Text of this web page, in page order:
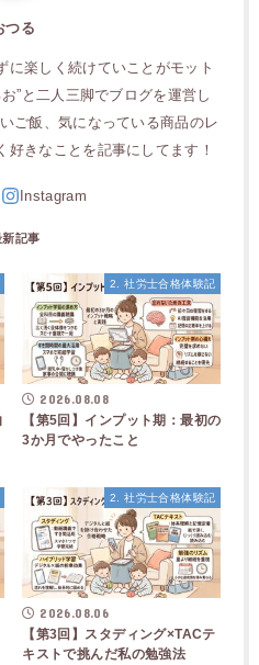
つる
に楽しく続けていことがモット
”と二人三脚でブログを運営し
ご飯、気になっている商品のレ
好きなことを記事にしてます！
2. 社労士合格体験記
2026.08.08
【第5回】インプット期：最初の
3か月でやったこと
2. 社労士合格体験記
2026.08.06
【第3回】スタディング×TACテ
キストで挑んだ私の勉強法